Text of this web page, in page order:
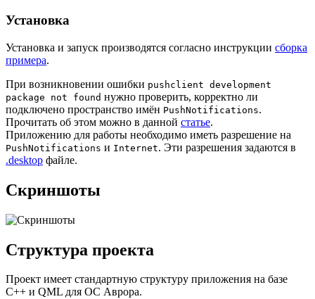
Установка
Установка и запуск производятся согласно инструкции сборка
примера.
При возникновении ошибки pushclient development
package not found нужно проверить, корректно ли
подключено пространство имён PushNotifications.
Прочитать об этом можно в данной статье.
Приложению для работы необходимо иметь разрешение на
PushNotifications и Internet. Эти разрешения задаются в
.desktop файле.
Скриншоты
Структура проекта
Проект имеет стандартную структуру приложения на базе
C++ и QML для ОС Аврора.